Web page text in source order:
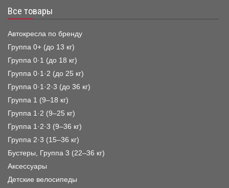
Все товары
Автокресла по бренду
Группа 0+ (до 13 кг)
Группа 0·1 (до 18 кг)
Группа 0·1·2 (до 25 кг)
Группа 0·1·2·3 (до 36 кг)
Группа 1 (9–18 кг)
Группа 1·2 (9–25 кг)
Группа 1·2·3 (9–36 кг)
Группа 2·3 (15–36 кг)
Бустеры, Группа 3 (22–36 кг)
Аксессуары
Детские велосипеды